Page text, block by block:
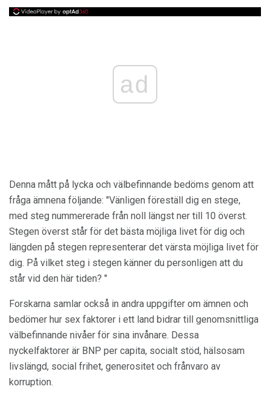
ad
Denna mått på lycka och välbefinnande bedöms genom att
fråga ämnena följande: "Vänligen föreställ dig en stege,
med steg nummererade från noll längst ner till 10 överst.
Stegen överst står för det bästa möjliga livet för dig och
längden på stegen representerar det värsta möjliga livet för
dig. På vilket steg i stegen känner du personligen att du
står vid den här tiden? "
Forskarna samlar också in andra uppgifter om ämnen och
bedömer hur sex faktorer i ett land bidrar till genomsnittliga
välbefinnande nivåer för sina invånare. Dessa
nyckelfaktorer är BNP per capita, socialt stöd, hälsosam
livslängd, social frihet, generositet och frånvaro av
korruption.